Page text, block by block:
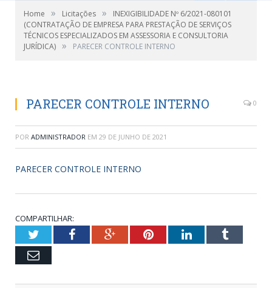
Home » Licitações »
INEXIGIBILIDADE Nº 6/2021-080101
(CONTRATAÇÃO DE EMPRESA PARA PRESTAÇÃO DE SERVIÇOS
TÉCNICOS ESPECIALIZADOS EM ASSESSORIA E CONSULTORIA
JURÍDICA) » PARECER CONTROLE INTERNO
PARECER CONTROLE INTERNO 0
POR ADMINISTRADOR EM 29 DE JUNHO DE 2021
PARECER CONTROLE INTERNO
COMPARTILHAR:
TwitterFacebookGoogle+PinterestLinkedInTumblr
Email